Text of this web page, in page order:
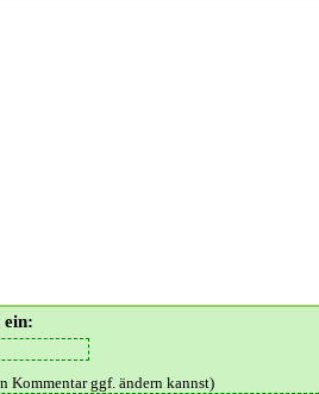
ein:
Kommentar ggf. ändern kannst)